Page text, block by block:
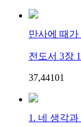
만사에 때가
전도서 3장
37,44101
1. 네 생각